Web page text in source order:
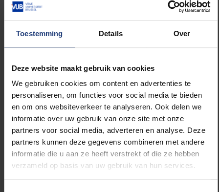
Toestemming Details Over
Deze website maakt gebruik van cookies
We gebruiken cookies om content en advertenties te
personaliseren, om functies voor social media te bieden
en om ons websiteverkeer te analyseren. Ook delen we
informatie over uw gebruik van onze site met onze
partners voor social media, adverteren en analyse. Deze
partners kunnen deze gegevens combineren met andere
informatie die u aan ze heeft verstrekt of die ze hebben
verzameld op basis van uw gebruik van hun services.
groot mogelijk aantal gebruikers om de app in de
praktijk uit te proberen en feedback te geven. Alleen
zo kunnen we de tekortkomingen opsporen en de
wateroverlast. De hevige buien van de voorbije
steden en gemeenten dringend werk moeten maken
van hun waterbeheer”, verklaart Prof. Boud Verbeiren.
Voor deze fase zijn de onderzoekers dus nog op
zoek naar zoveel mogelijk Brusselaars die de app
gedurende ten minste een aantal weken willen
gebruiken, testen en vervolgens evalueren aan de